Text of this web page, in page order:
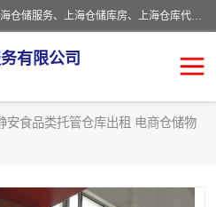
上海星力仓储服务有限公司从事：上海仓储服务、上海仓储库房、上海仓库代运营、上海仓库对外出租、上海仓库外包、上海三方仓储、上海电商仓储代发、上海电商代发货仓库、上海托管仓库、上海仓储配送。上海星力仓储服务有限公司现在拥有100个分仓、10万余平方的标准库房，精炼员工几百名，与几千家客户合作，公司已跻身上海仓储行业前列。欢迎来电咨询！
有限公司
安食品类托管仓库出租 电商仓储物
上海仓库外包